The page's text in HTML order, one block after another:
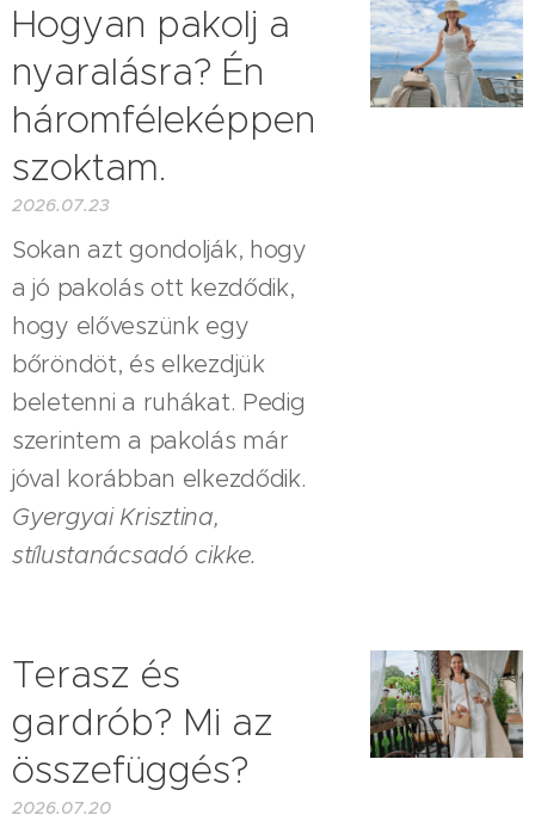
Hogyan pakolj a
nyaralásra? Én
háromféleképpen
szoktam.
2026.07.23
Sokan azt gondolják, hogy
a jó pakolás ott kezdődik,
hogy előveszünk egy
bőröndöt, és elkezdjük
beletenni a ruhákat. Pedig
szerintem a pakolás már
jóval korábban elkezdődik.
Gyergyai Krisztina,
stílustanácsadó cikke.
Terasz és
gardrób? Mi az
összefüggés?
2026.07.20